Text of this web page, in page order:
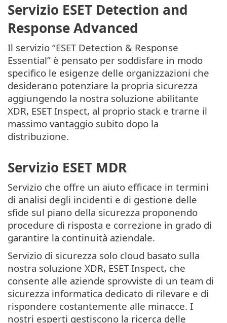
Servizio ESET Detection and
Response Advanced
Il servizio “ESET Detection & Response
Essential” è pensato per soddisfare in modo
specifico le esigenze delle organizzazioni che
desiderano potenziare la propria sicurezza
aggiungendo la nostra soluzione abilitante
XDR, ESET Inspect, al proprio stack e trarne il
massimo vantaggio subito dopo la
distribuzione.
Servizio ESET MDR
Servizio che offre un aiuto efficace in termini
di analisi degli incidenti e di gestione delle
sfide sul piano della sicurezza proponendo
procedure di risposta e correzione in grado di
garantire la continuità aziendale.
Servizio di sicurezza solo cloud basato sulla
nostra soluzione XDR, ESET Inspect, che
consente alle aziende sprovviste di un team di
sicurezza informatica dedicato di rilevare e di
rispondere costantemente alle minacce. I
nostri esperti gestiscono la ricerca delle